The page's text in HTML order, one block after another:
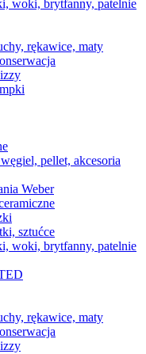
woki, brytfanny, patelnie
rękawice, maty
pellet, akcesoria
Weber
sztućce
woki, brytfanny, patelnie
rękawice, maty